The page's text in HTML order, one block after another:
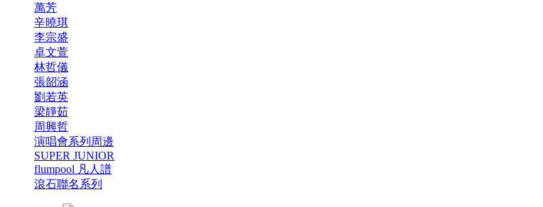
萬芳
辛曉琪
李宗盛
卓文萱
林哲儀
張韶涵
劉若英
梁靜茹
周興哲
演唱會系列周邊
SUPER JUNIOR
flumpool 凡人譜
滾石聯名系列